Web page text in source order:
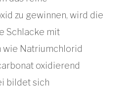
zu gewinnen, wird die
Schlacke mit
wie Natriumchlorid
oxidierend
bildet sich